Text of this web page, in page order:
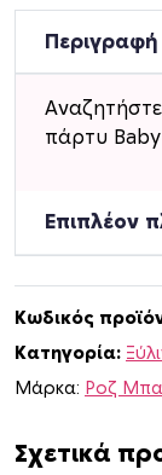
κ
σ
γ
ο
ύ
α
Περιγραφή
πάρτυ
Επιπλέον
Κωδικός
Κατηγορία:
Μάρκα: Ροζ
Σχετικά